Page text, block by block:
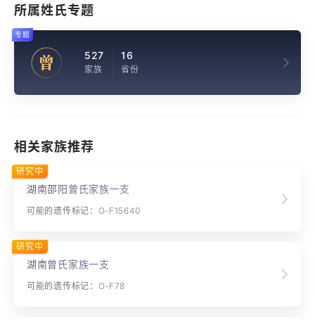
所属姓氏专题
曾 527
家族
16
省份
专题
相关家族推荐
湖南邵阳曾氏家族一支
可能的遗传标记：O-F15640
研究中
湖南曾氏家族一支
可能的遗传标记：O-F78
研究中